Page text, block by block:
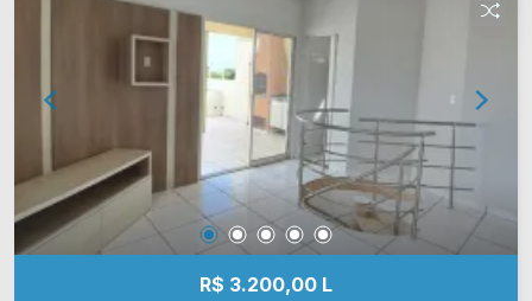
Entre em contato com a equipe da Arbix Imóveis
e agende a sua visita!! WhatsApp e Telefone:
(19) 3475-4546 ARBIX IMÓVEIS - Presente em
R$ 3.200,00 L